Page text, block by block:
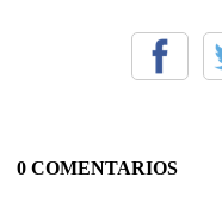
0 COMENTARIOS